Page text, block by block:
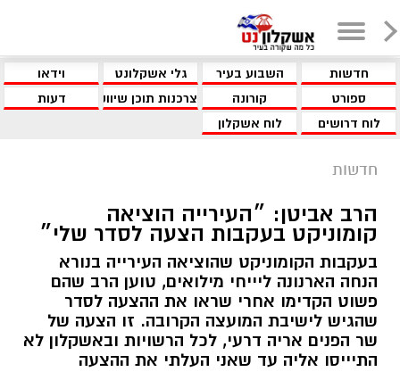
חדשות השבוע בעיר גלי אשקלונט
וידאו
ספורט
קורונה צרכנות תוכן שיווקי
דעות
לוח דרושים
לוח אשקלון
חדשות
הרב אביטן: ״העירייה הוציאה
קומוניקט בעקבות הצעה לסדר שלי״
בעקבות הקומוניקט שהוציאה העירייה בנורא
הנחה הארנונה ליייחי מילואים, טוען הרב שהם
פשוט הקדימו אחרי שראו את ההצעה לסדר
שהגיש לישיבת המועצה הקרובה. זו הצעה של
שר הפנים אריה דרעי, לכל הרשויות ובאשקלון לא
התיייסו אליה עד שאני העלתי את ההצעה